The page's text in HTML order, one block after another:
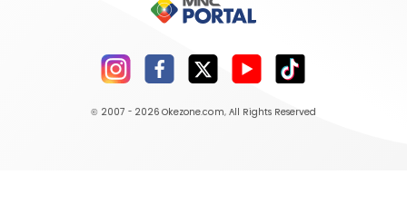
© 2007 - 2026 Okezone.com, All Rights Reserved